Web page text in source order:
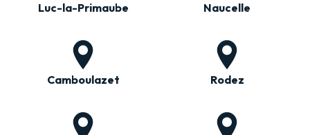
Luc-la-Primaube Naucelle
Camboulazet Rodez